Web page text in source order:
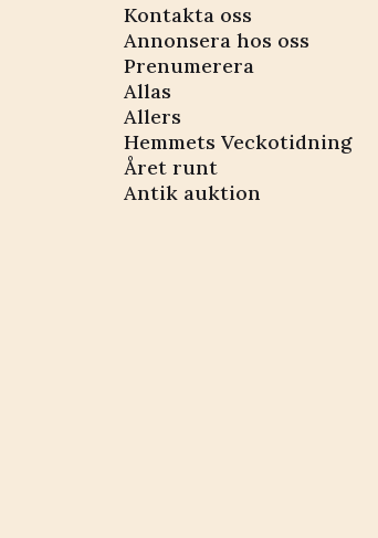
Kontakta oss
Annonsera hos oss
Prenumerera
Allas
Allers
Hemmets Veckotidning
Året runt
Antik auktion